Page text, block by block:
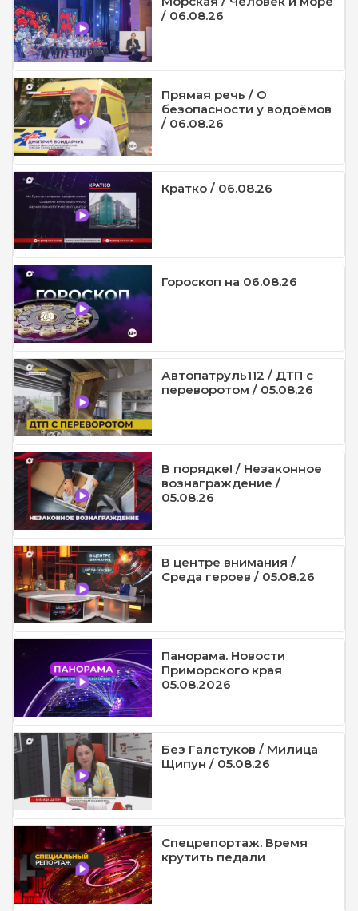
/ 06.08.26
Прямая речь / О
безопасности у водоёмов
/ 06.08.26
Кратко / 06.08.26
Гороскоп на 06.08.26
Автопатруль112 / ДТП с
переворотом / 05.08.26
В порядке! / Незаконное
вознаграждение /
05.08.26
В центре внимания /
Среда героев / 05.08.26
Панорама. Новости
Приморского края
05.08.2026
Без Галстуков / Милица
Щипун / 05.08.26
Спецрепортаж. Время
крутить педали